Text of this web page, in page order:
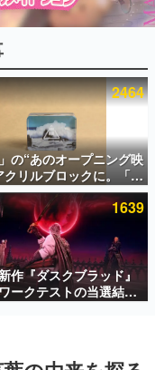
グ
ュー数万以上！ などな
ァミ渾身の“殿堂入り”記
製作時のエピソードをお
2464
」の“あのオープニング映
クリルブロックに。「東
リカル グッズコレクシ
8月下旬より発売 1639
作『ダスクブラッド』
ークテストの当選結果
22時に発表。応募サイ